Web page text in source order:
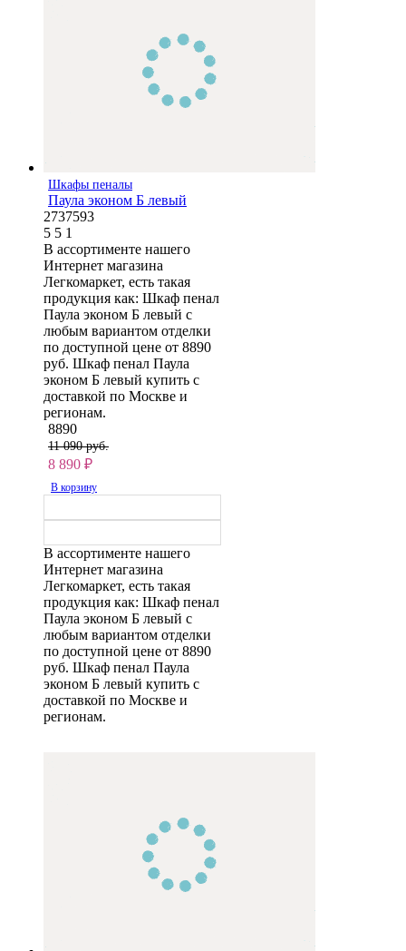
Шкафы пеналы
Паула эконом Б левый
2737593
5 5 1
В ассортименте нашего
Интернет магазина
Легкомаркет, есть такая
продукция как: Шкаф пенал
Паула эконом Б левый с
любым вариантом отделки
по доступной цене от 8890
руб. Шкаф пенал Паула
эконом Б левый купить с
доставкой по Москве и
регионам.
8890
11 090 руб.
8 890 ₽
В корзину
В ассортименте нашего
Интернет магазина
Легкомаркет, есть такая
продукция как: Шкаф пенал
Паула эконом Б левый с
любым вариантом отделки
по доступной цене от 8890
руб. Шкаф пенал Паула
эконом Б левый купить с
доставкой по Москве и
регионам.